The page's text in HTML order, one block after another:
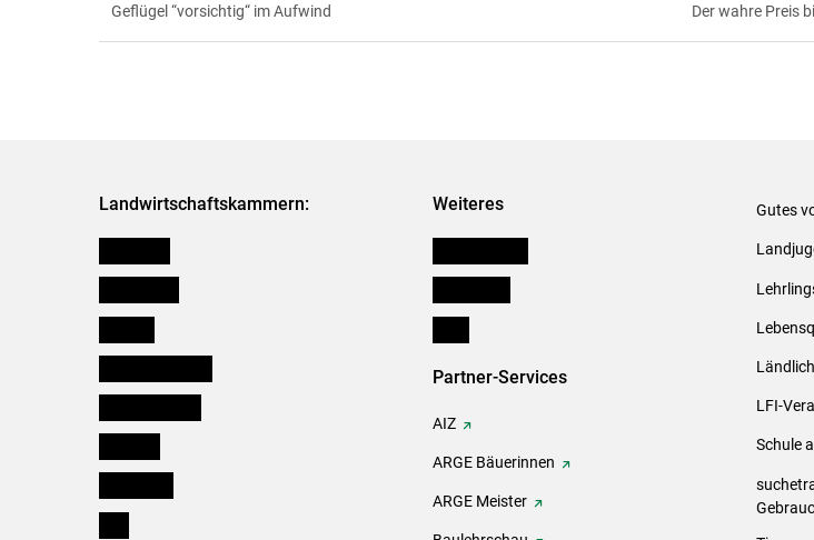
Geflügel “vorsichtig“ im Aufwind Der wahre Preis
Landwirtschaftskammern: Weiteres
Partner-Services
AIZ
ARGE Bäuerinnen
ARGE Meister
Gutes
LFI-
Schule